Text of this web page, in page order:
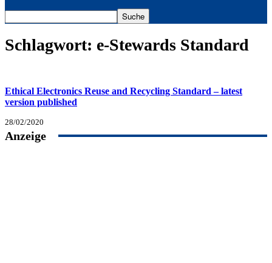
Schlagwort: e-Stewards Standard
Ethical Electronics Reuse and Recycling Standard – latest
version published
28/02/2020
Anzeige